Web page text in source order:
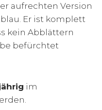
aufrechten Version
Er ist komplett
kein Abblättern
befürchtet
im